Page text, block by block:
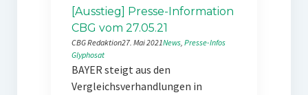
[Ausstieg] Presse-Information
CBG vom 27.05.21
CBG Redaktion27. Mai 2021News, Presse-Infos
Glyphosat
BAYER steigt aus den
Vergleichsverhandlungen in